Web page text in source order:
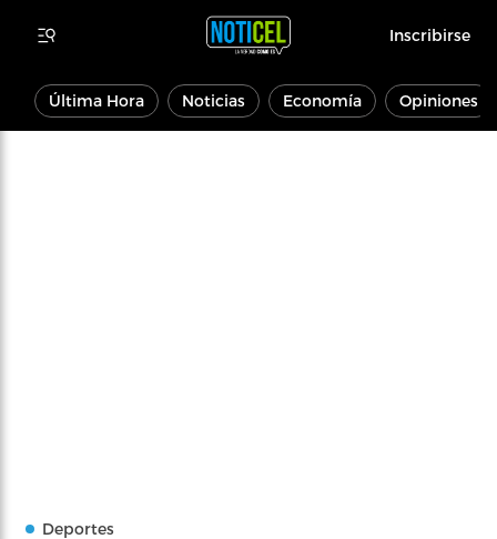
Inscribirse
Última Hora Noticias Economía Opiniones
Deportes